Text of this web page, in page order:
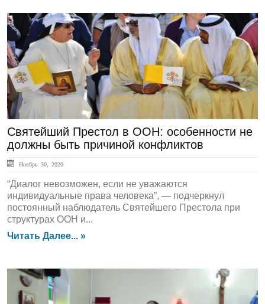
ЛЕНТА НОВОСТЕЙ
Святейший Престол в ООН: особенности не
должны быть причиной конфликтов
Ноябрь 30, 2020
“Диалог невозможен, если не уважаются
индивидуальные права человека”, — подчеркнул
постоянный наблюдатель Святейшего Престола при
структурах ООН и...
Читать Далее... »
ЛЕНТА НОВОСТЕЙ